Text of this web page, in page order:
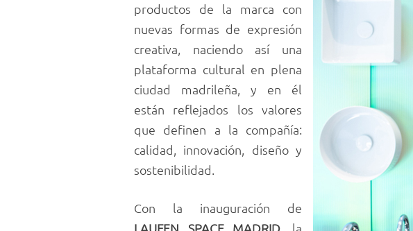
productos de la marca con
nuevas formas de expresión
creativa, naciendo así una
plataforma cultural en plena
ciudad madrileña, y en él
están reflejados los valores
que definen a la compañía:
calidad, innovación, diseño y
sostenibilidad.
Con la inauguración de